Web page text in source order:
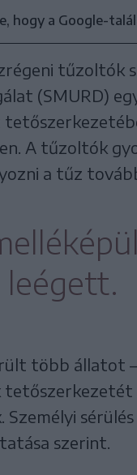
hogy a Google-
tűzoltók
(SMURD)
A tűzoltók
a tűz
leégett.
több állatot
szerint.